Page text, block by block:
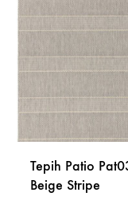
Tepih Patio
Beige Stripe